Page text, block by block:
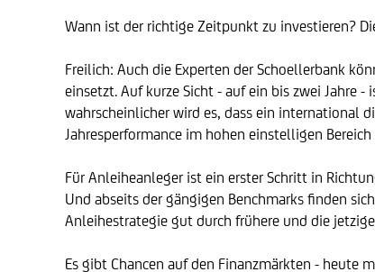
Wann ist der richtige Zeitpunkt zu investieren?
Freilich: Auch die Experten der Schoellerbank
einsetzt. Auf kurze Sicht - auf ein bis zwei Jahre
wahrscheinlicher wird es, dass ein international
Jahresperformance im hohen einstelligen
Für Anleiheanleger ist ein erster Schritt in
Und abseits der gängigen Benchmarks finden
Anleihestrategie gut durch frühere und die
Es gibt Chancen auf den Finanzmärkten - heute